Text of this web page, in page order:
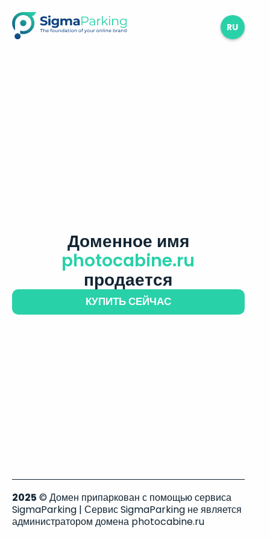
RU
Доменное имя
photocabine.ru
продается
КУПИТЬ СЕЙЧАС
2025 © Домен припаркован с помощью сервиса
SigmaParking | Сервис SigmaParking не является
администратором домена photocabine.ru